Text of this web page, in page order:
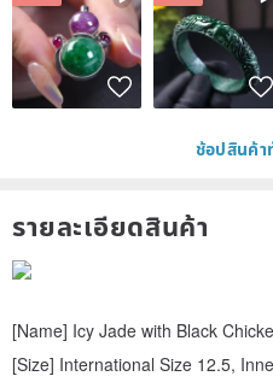
ช้อปสินค้
รายละเอียดสินค้า
[Name] Icy Jade with Black
[Size] International Size 12.5,